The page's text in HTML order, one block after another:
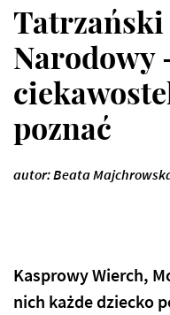
Narodowy
poznać
autor: Beata
Kasprowy Wierch,
nich każde dziecko